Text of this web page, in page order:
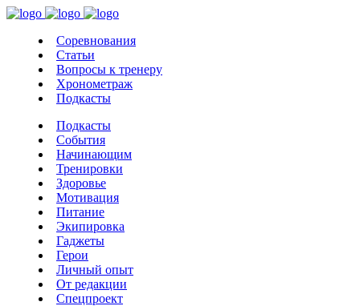
Соревнования
Статьи
Вопросы к тренеру
Хронометраж
Подкасты
Подкасты
События
Начинающим
Тренировки
Здоровье
Мотивация
Питание
Экипировка
Гаджеты
Герои
Личный опыт
От редакции
Спецпроект